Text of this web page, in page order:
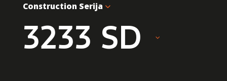
Construction Serija
3233 SD